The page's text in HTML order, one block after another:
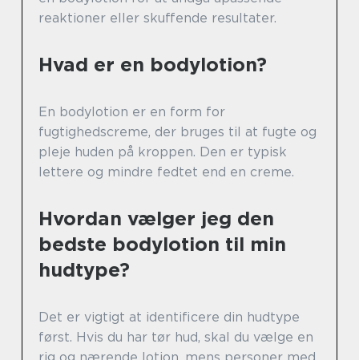
reaktioner eller skuffende resultater.
Hvad er en bodylotion?
En bodylotion er en form for
fugtighedscreme, der bruges til at fugte og
pleje huden på kroppen. Den er typisk
lettere og mindre fedtet end en creme.
Hvordan vælger jeg den
bedste bodylotion til min
hudtype?
Det er vigtigt at identificere din hudtype
først. Hvis du har tør hud, skal du vælge en